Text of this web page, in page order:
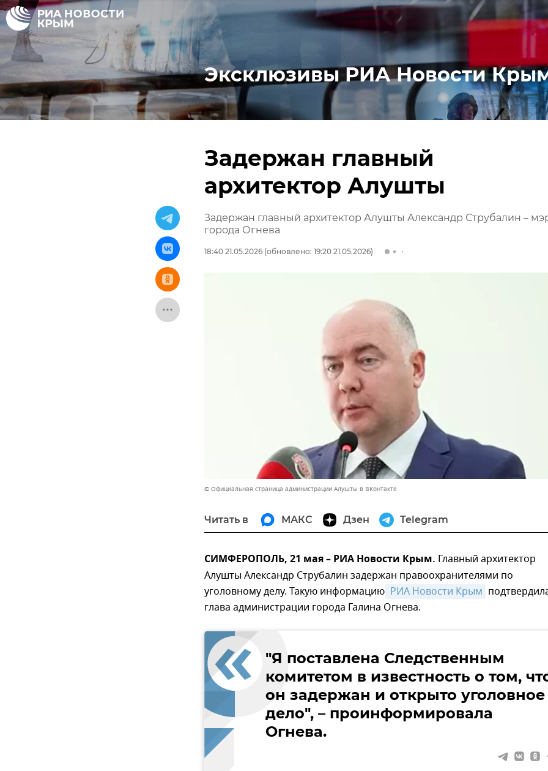
Эксклюзивы РИА Новости
Задержан главный
архитектор Алушты
Задержан главный архитектор Алушты Александр Струбалин –
города Огнева
18:40 21.05.2026 (обновлено: 19:20 21.05.2026)
© Официальная страница администрации Алушты в ВКонтакте
Читать в МАКС Дзен Telegram
СИМФЕРОПОЛЬ, 21 мая – РИА Новости Крым. Главный архитектор
Алушты Александр Струбалин задержан правоохранителями по
уголовному делу. Такую информацию РИА Новости Крым
глава администрации города Галина Огнева.
"Я поставлена Следственным
комитетом в известность о том,
он задержан и открыто уголовное
дело", – проинформировала
Огнева.